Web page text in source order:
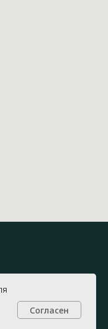
Согласен